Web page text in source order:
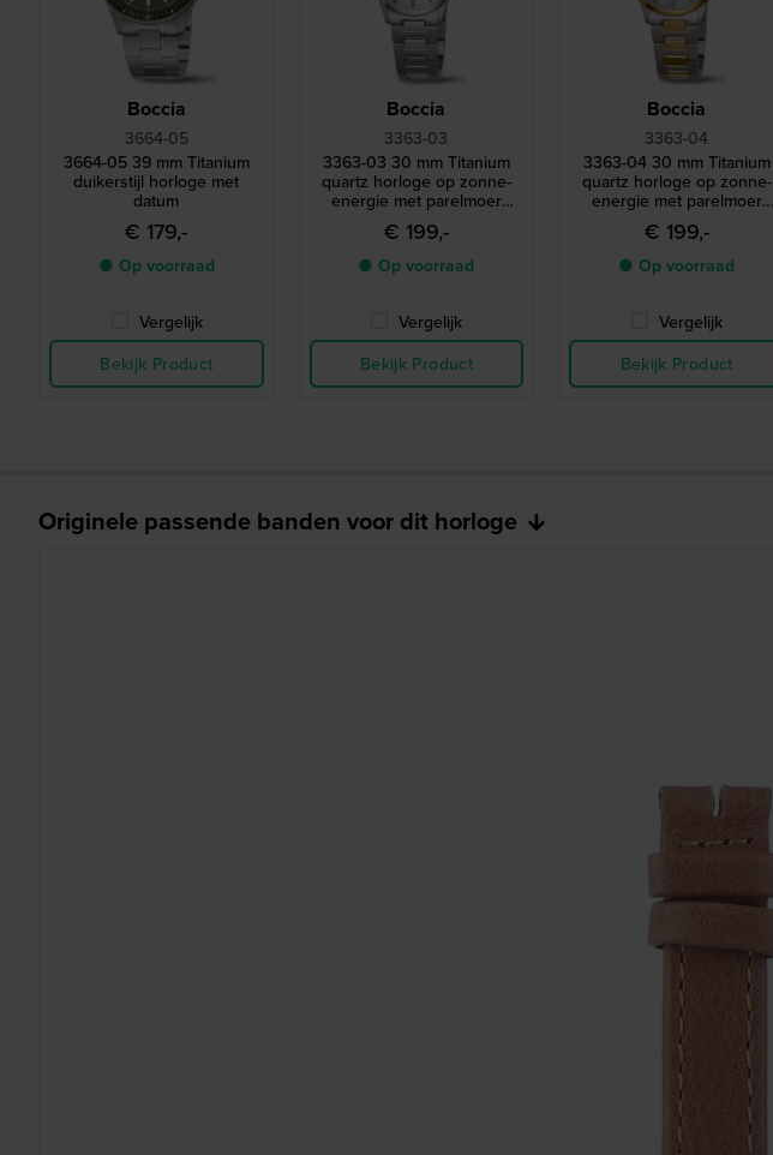
Boccia
3664-05
3664-05 39 mm Titanium
duikerstijl horloge met
datum
€ 179,-
● Op voorraad
Vergelijk
Bekijk Product
Boccia
3363-03
3363-03 30 mm Titanium
quartz horloge op zonne-
energie met parelmoer
wijzerplaat
€ 199,-
● Op voorraad
Vergelijk
Bekijk Product
Boccia
3363-04
3363-04 30 mm Titanium
quartz horloge op zonne-
energie met parelmoer
wijzerplaat
€ 199,-
● Op voorraad
Vergelijk
Bekijk Product
Originele passende banden voor dit horloge